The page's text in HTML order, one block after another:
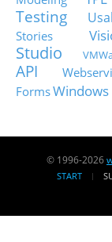
Testing
Stories
Studio
API
Forms
© 1996-2026
START